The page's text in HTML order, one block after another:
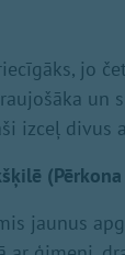
jo
un
izceļ divus
jaunus